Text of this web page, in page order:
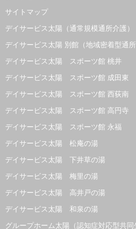
サイトマップ
デイサービス太陽（通常規模通所介護）
デイサービス太陽 別館（地域密着型通所
デイサービス太陽 スポーツ館 桃井
デイサービス太陽 スポーツ館 成田東
デイサービス太陽 スポーツ館 西荻南
デイサービス太陽 スポーツ館 高円寺
デイサービス太陽 スポーツ館 永福
デイサービス太陽 松庵の湯
デイサービス太陽 下井草の湯
デイサービス太陽 梅里の湯
デイサービス太陽 高井戸の湯
デイサービス太陽 和泉の湯
グループホーム太陽（認知症対応型共同